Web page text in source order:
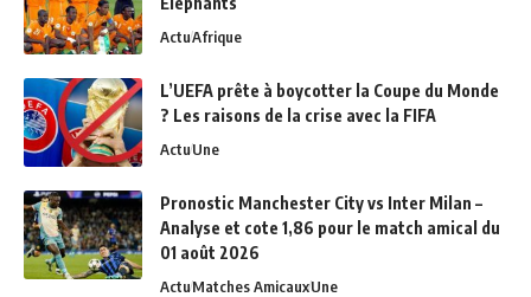
ActuAfrique
L’UEFA prête à boycotter la Coupe du Monde
? Les raisons de la crise avec la FIFA
ActuUne
Pronostic Manchester City vs Inter Milan –
Analyse et cote 1,86 pour le match amical du
01 août 2026
ActuMatches AmicauxUne